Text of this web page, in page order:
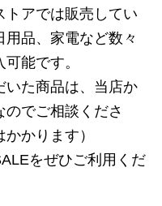
トアでは販売してい
用品、家電など数々
能です。
いた商品は、当店か
のでご相談くださ
かります）
をぜひご利用くだ